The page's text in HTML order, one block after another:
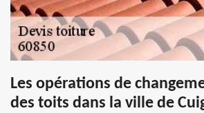
Les opérations de
des toits dans la ville de